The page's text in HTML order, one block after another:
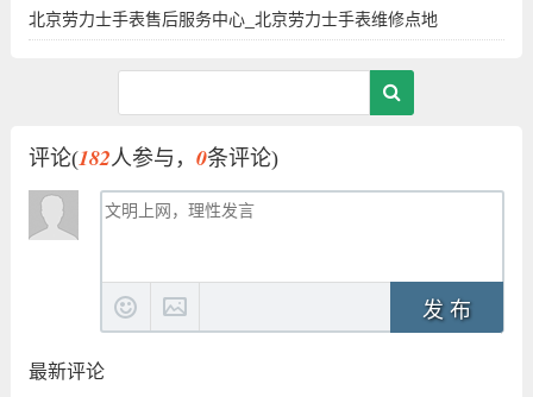
北京劳力士手表售后服务中心_北京劳力士手表维修点地
评论(182人参与， 0条评论)
发 布
最新评论